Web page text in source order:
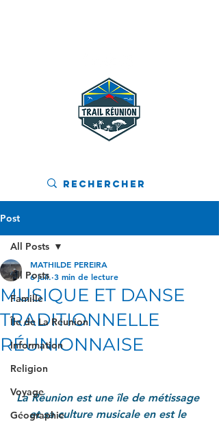
Post
All Posts
Famille
Île de La Réunion
Information
Religion
Voyage
Géographie
All Posts
MUSIQUE ET DANSE
TRADITIONNELLE
RÉUNIONNAISE
MATHILDE PEREIRA
6 juil. 3 min de lecture
La Réunion est une île de métissage
et sa culture musicale en est le